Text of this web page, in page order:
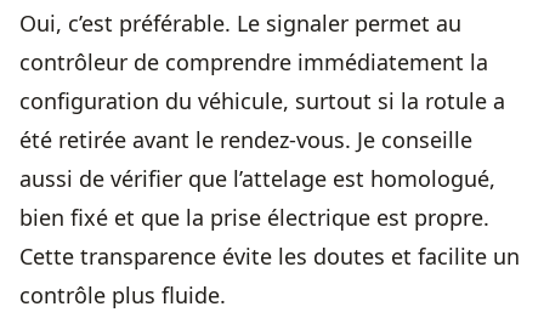
Oui, c’est préférable. Le signaler permet au
contrôleur de comprendre immédiatement la
configuration du véhicule, surtout si la rotule a
été retirée avant le rendez-vous. Je conseille
aussi de vérifier que l’attelage est homologué,
bien fixé et que la prise électrique est propre.
Cette transparence évite les doutes et facilite un
contrôle plus fluide.